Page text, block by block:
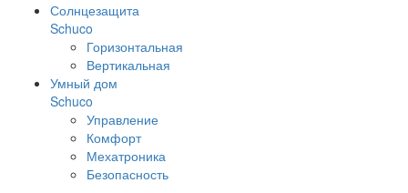
Солнцезащита
Schuco
Горизонтальная
Вертикальная
Умный дом
Schuco
Управление
Комфорт
Мехатроника
Безопасность